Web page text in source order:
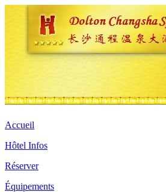
Accueil
Hôtel Infos
Réserver
Équipements